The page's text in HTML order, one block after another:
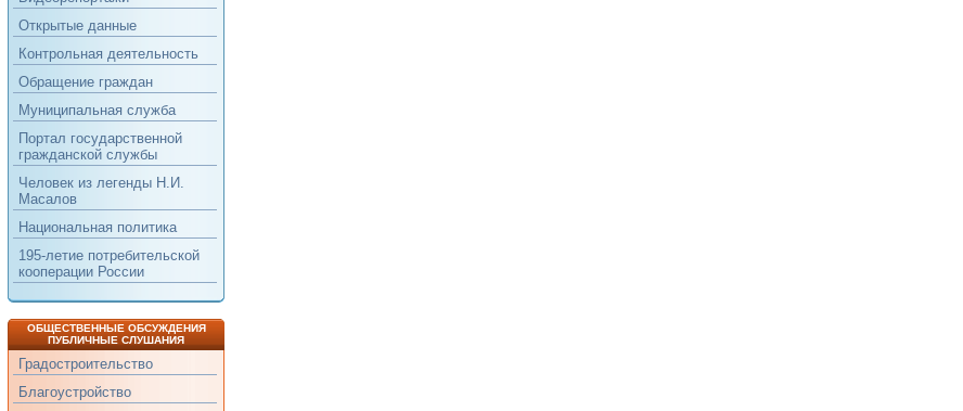
Открытые данные
Контрольная деятельность
Обращение граждан
Муниципальная служба
Портал государственной
гражданской службы
Человек из легенды Н.И.
Масалов
Национальная политика
195-летие потребительской
кооперации России
ОБЩЕСТВЕННЫЕ ОБСУЖДЕНИЯ
ПУБЛИЧНЫЕ СЛУШАНИЯ
Градостроительство
Благоустройство